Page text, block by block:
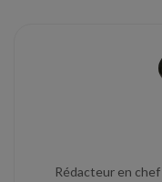
Rédacteur en